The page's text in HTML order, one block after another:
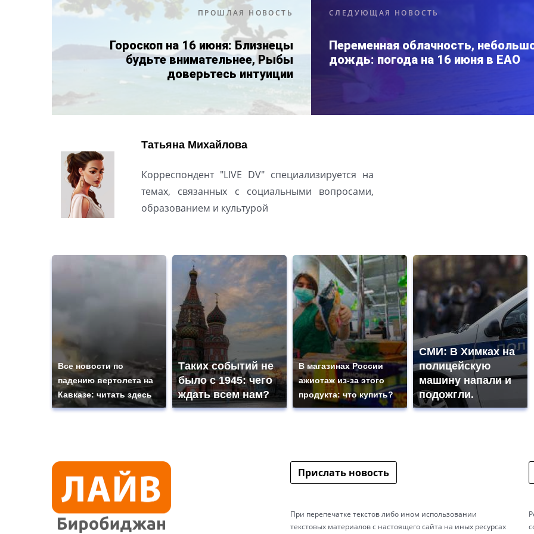
ПРОШЛАЯ НОВОСТЬ
Гороскоп на 16 июня: Близнецы
будьте внимательнее, Рыбы
доверьтесь интуиции
СЛЕДУЮЩАЯ НОВОСТЬ
Переменная облачность,
дождь: погода на 16 июня в ЕАО
Татьяна Михайлова
Корреспондент "LIVE DV" специализируется на
темах, связанных с социальными вопросами,
образованием и культурой
Все новости по
падению вертолета на
Кавказе: читать здесь
Таких событий не
было с 1945: чего
ждать всем нам?
В магазинах России
ажиотаж из-за этого
продукта: что купить?
СМИ: В Химках на
полицейскую
машину напали и
подожгли.
Прислать новость
При перепечатке текстов либо ином использовании
текстовых материалов с настоящего сайта на иных ресурсах